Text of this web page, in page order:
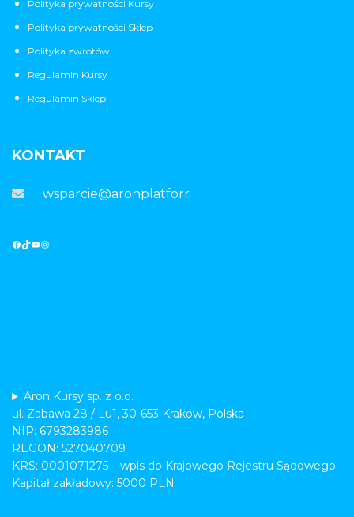
Polityka prywatności Kursy
Polityka prywatności Sklep
Polityka zwrotów
Regulamin Kursy
Regulamin Sklep
KONTAKT
wsparcie@aronplatforma.pl
Aron Kursy sp. z o.o.
ul. Zabawa 28 / Lu1, 30-653 Kraków, Polska
NIP: 6793283986
REGON: 527040709
KRS: 0001071275 – wpis do Krajowego Rejestru Sądowego
Kapitał zakładowy: 5000 PLN